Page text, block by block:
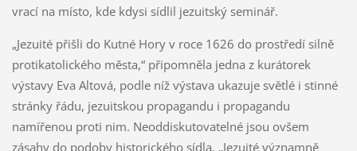
vrací na místo, kde kdysi sídlil jezuitský seminář.
„Jezuité přišli do Kutné Hory v roce 1626 do prostředí silně
protikatolického města,“ připomněla jedna z kurátorek
výstavy Eva Altová, podle níž výstava ukazuje světlé i stinné
stránky řádu, jezuitskou propagandu i propagandu
namířenou proti nim. Neoddiskutovatelné jsou ovšem
zásahy do podoby historického sídla. „Jezuité významně